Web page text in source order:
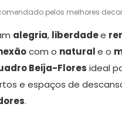
pelos melhores
alegria, liberdadee
com o naturale o
Beija-Flores ideal
e espaços de
.